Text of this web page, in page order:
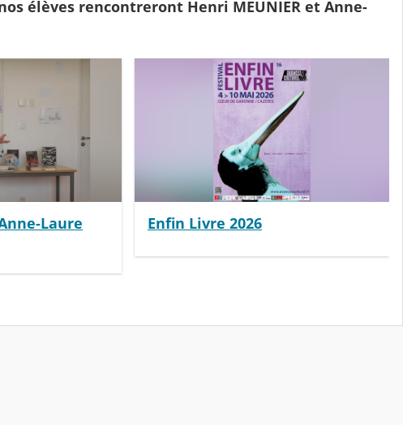
élèves rencontreront Henri MEUNIER et Anne-
Laure
Enfin Livre 2026